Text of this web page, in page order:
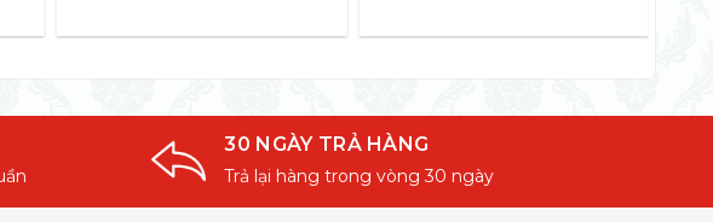
30 NGÀY TRẢ HÀNG
Trả lại hàng trong vòng 30 ngày